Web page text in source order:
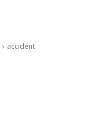
accident